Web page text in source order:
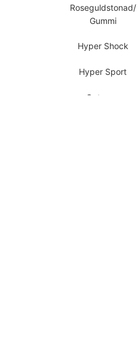
Roseguldstonad/
Gummi
Hyper Shock
Hyper Sport
Octagon